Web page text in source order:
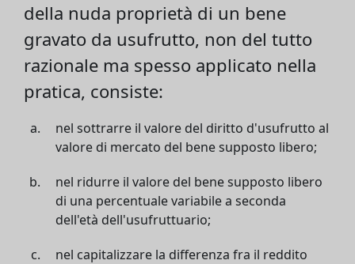
della nuda proprietà di un bene
gravato da usufrutto, non del tutto
razionale ma spesso applicato nella
pratica, consiste:
nel sottrarre il valore del diritto d'usufrutto al
valore di mercato del bene supposto libero;
nel ridurre il valore del bene supposto libero
di una percentuale variabile a seconda
dell'età dell'usufruttuario;
nel capitalizzare la differenza fra il reddito